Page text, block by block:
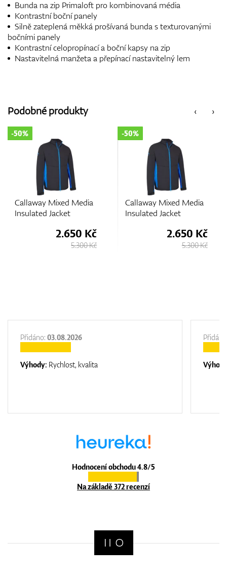
Bunda na zip Primaloft pro kombinovaná média
Kontrastní boční panely
Silně zateplená měkká prošívaná bunda s texturovanými
bočními panely
Kontrastní celopropínací a boční kapsy na zip
Nastavitelná manžeta a přepínací nastavitelný lem
‹
Podobné produkty ›
Callaway Mixed Media
Insulated Jacket
-50%
2.650 Kč
5.300 Kč
Callaway Mixed Media
Insulated Jacket
-50%
2.650 Kč
5.300 Kč
Hodnocení obchodu 4.8/5
Na základě 372 recenzí
Přidáno: 03.08.2026
Výhody: Rychlost, kvalita